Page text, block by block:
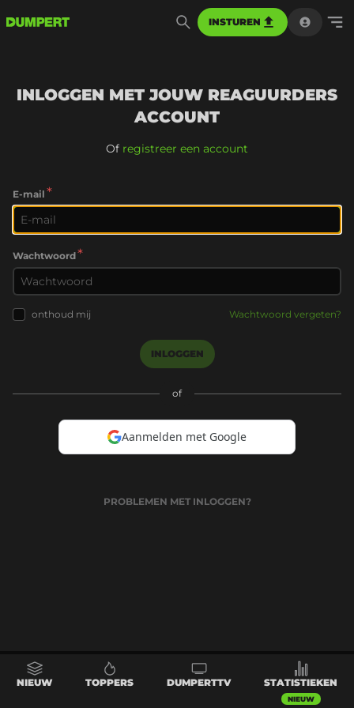
INSTUREN
INLOGGEN MET JOUW REAGUURDERS
ACCOUNT
Of registreer een account
E-mail *
Wachtwoord*
onthoud mij Wachtwoord vergeten?
INLOGGEN
of
Aanmelden met Google
PROBLEMEN MET INLOGGEN?
NIEUW TOPPERS DUMPERTTV STATISTIEKEN
NIEUW